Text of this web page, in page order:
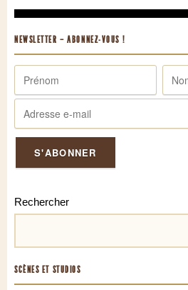
NEWSLETTER – ABONNEZ-VOUS !
Rechercher
SCÈNES ET STUDIOS